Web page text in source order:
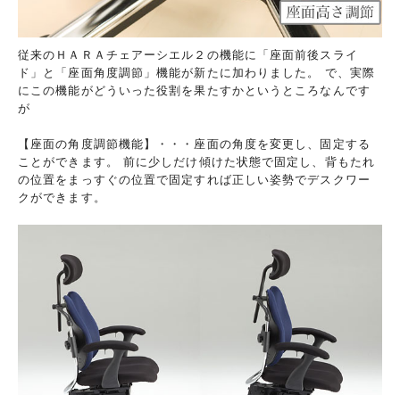
従来のＨＡＲＡチェアーシエル２の機能に「座面前後スライ
ド」と「座面角度調節」機能が新たに加わりました。 で、実際
にこの機能がどういった役割を果たすかというところなんです
が
【座面の角度調節機能】・・・座面の角度を変更し、固定する
ことができます。 前に少しだけ傾けた状態で固定し、背もたれ
の位置をまっすぐの位置で固定すれば正しい姿勢でデスクワー
クができます。